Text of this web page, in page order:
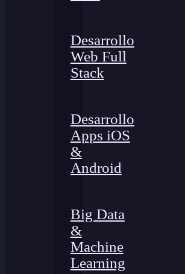
Desarrollo
Web Full
Stack
Desarrollo
Apps iOS
&
Android
Big Data
&
Machine
Learning